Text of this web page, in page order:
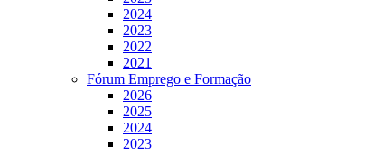
2024
2023
2022
2021
Fórum Emprego e Formação
2026
2025
2024
2023